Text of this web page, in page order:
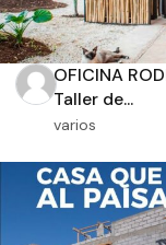
OFICINA
Taller de...
varios
m2 de terreno